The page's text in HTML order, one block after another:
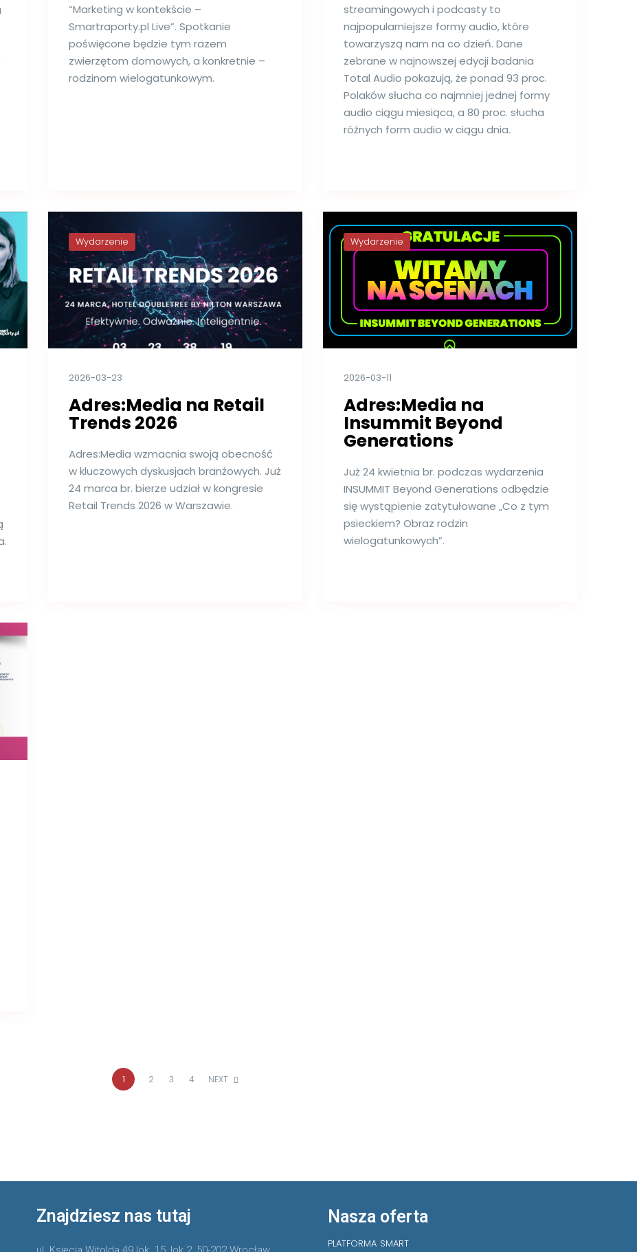
“Marketing w kontekście –
Smartraporty.pl Live”. Spotkanie
poświęcone będzie tym razem
zwierzętom domowych, a konkretnie –
rodzinom wielogatunkowym.
streamingowych i podcasty to
najpopularniejsze formy audio, które
towarzyszą nam na co dzień. Dane
zebrane w najnowszej edycji badania
Total Audio pokazują, że ponad 93 proc.
Polaków słucha co najmniej jednej formy
audio ciągu miesiąca, a 80 proc. słucha
różnych form audio w ciągu dnia.
Wydarzenie
2026-03-23
Adres:Media na Retail
Trends 2026
Adres:Media wzmacnia swoją obecność
w kluczowych dyskusjach branżowych. Już
24 marca br. bierze udział w kongresie
Retail Trends 2026 w Warszawie.
Wydarzenie
2026-03-11
Adres:Media na
Insummit Beyond
Generations
Już 24 kwietnia br. podczas wydarzenia
INSUMMIT Beyond Generations odbędzie
się wystąpienie zatytułowane „Co z tym
psieckiem? Obraz rodzin
wielogatunkowych”.
1 2 3 4 NEXT
Znajdziesz nas tutaj Nasza oferta
PLATFORMA SMART